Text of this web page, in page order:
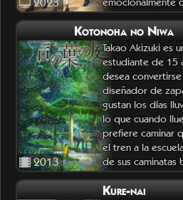
con compañeros
Kotonoha no Niwa
2013
Takao Akizuki es
estudiante de 15
desea
diseñador de
gustan los días
lo que cuando
prefiere caminar
el tren a la
de sus caminatas
lluvia, encuentra a
refu
Kure-nai